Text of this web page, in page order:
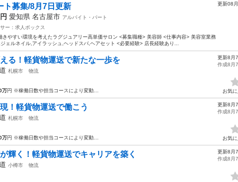
ト募集/8月7日更新
愛知県 名古屋市 アルバイト・パート
ー：求人ボックス
きやすい環境を考えたラグジュアリー高単価サロン <募集職種> 美容師 <仕事内容> 美容室業務
ェルネイル,アイラッシュ,ヘッドスパ,ヘアセット <必要経験> 店長経験あり...
更新08
る！軽貨物運送で新たな⼀歩を
札幌市
物流
万円 ※稼働日数や担当コースにより変動…
更新8月
作成8月
お気に
！軽貨物運送で働こう
札幌市
物流
万円 ※稼働日数や担当コースにより変動…
更新8月
作成8月
お気に
輝く！軽貨物運送でキャリアを築く
小樽市
物流
更新8月
作成8月